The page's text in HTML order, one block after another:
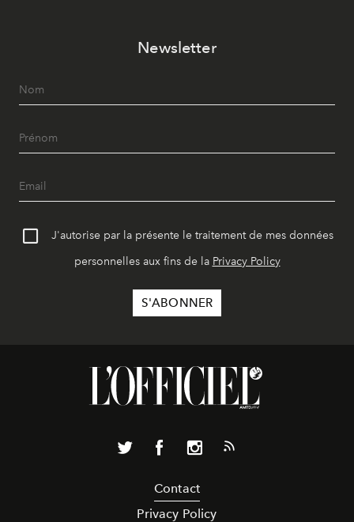
Newsletter
J'autorise par la présente le traitement de mes données
personnelles aux fins de la Privacy Policy
Contact
Privacy Policy